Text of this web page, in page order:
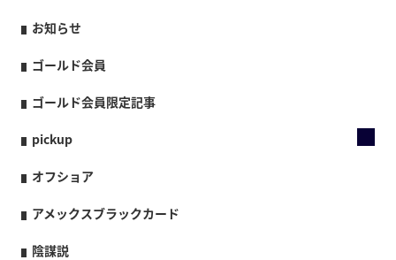
お知らせ
ゴールド会員
ゴールド会員限定記事
pickup
オフショア
アメックスブラックカード
陰謀説